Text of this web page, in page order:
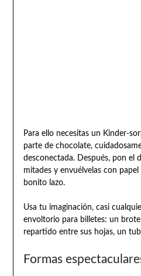
Para ello necesitas un Kinder-
parte de chocolate,
desconectada. Después, pon el
mitades y envuélvelas con
bonito lazo.
Usa tu imaginación, casi
envoltorio para billetes: un
repartido entre sus hojas, un
Formas